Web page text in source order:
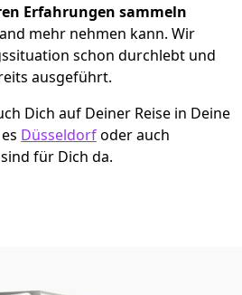
Erfahrungen sammeln
mehr nehmen kann. Wir
schon durchlebt und
ausgeführt.
Dich auf Deiner Reise in Deine
Düsseldorfoder auch
für Dich da.